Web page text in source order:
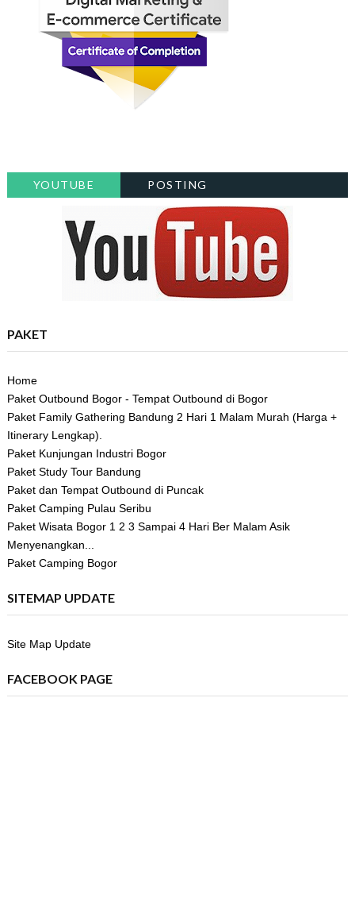
YOUTUBE POSTING
PAKET
Home
Paket Outbound Bogor - Tempat Outbound di Bogor
Paket Family Gathering Bandung 2 Hari 1 Malam Murah (Harga +
Itinerary Lengkap).
Paket Kunjungan Industri Bogor
Paket Study Tour Bandung
Paket dan Tempat Outbound di Puncak
Paket Camping Pulau Seribu
Paket Wisata Bogor 1 2 3 Sampai 4 Hari Ber Malam Asik
Menyenangkan...
Paket Camping Bogor
SITEMAP UPDATE
Site Map Update
FACEBOOK PAGE